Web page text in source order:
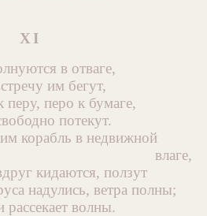
XI
в отваге,
им бегут,
перо к бумаге,
потекут.
корабль в недвижной
влаге,
кидаются, ползут
надулись, ветра полны;
рассекает волны.